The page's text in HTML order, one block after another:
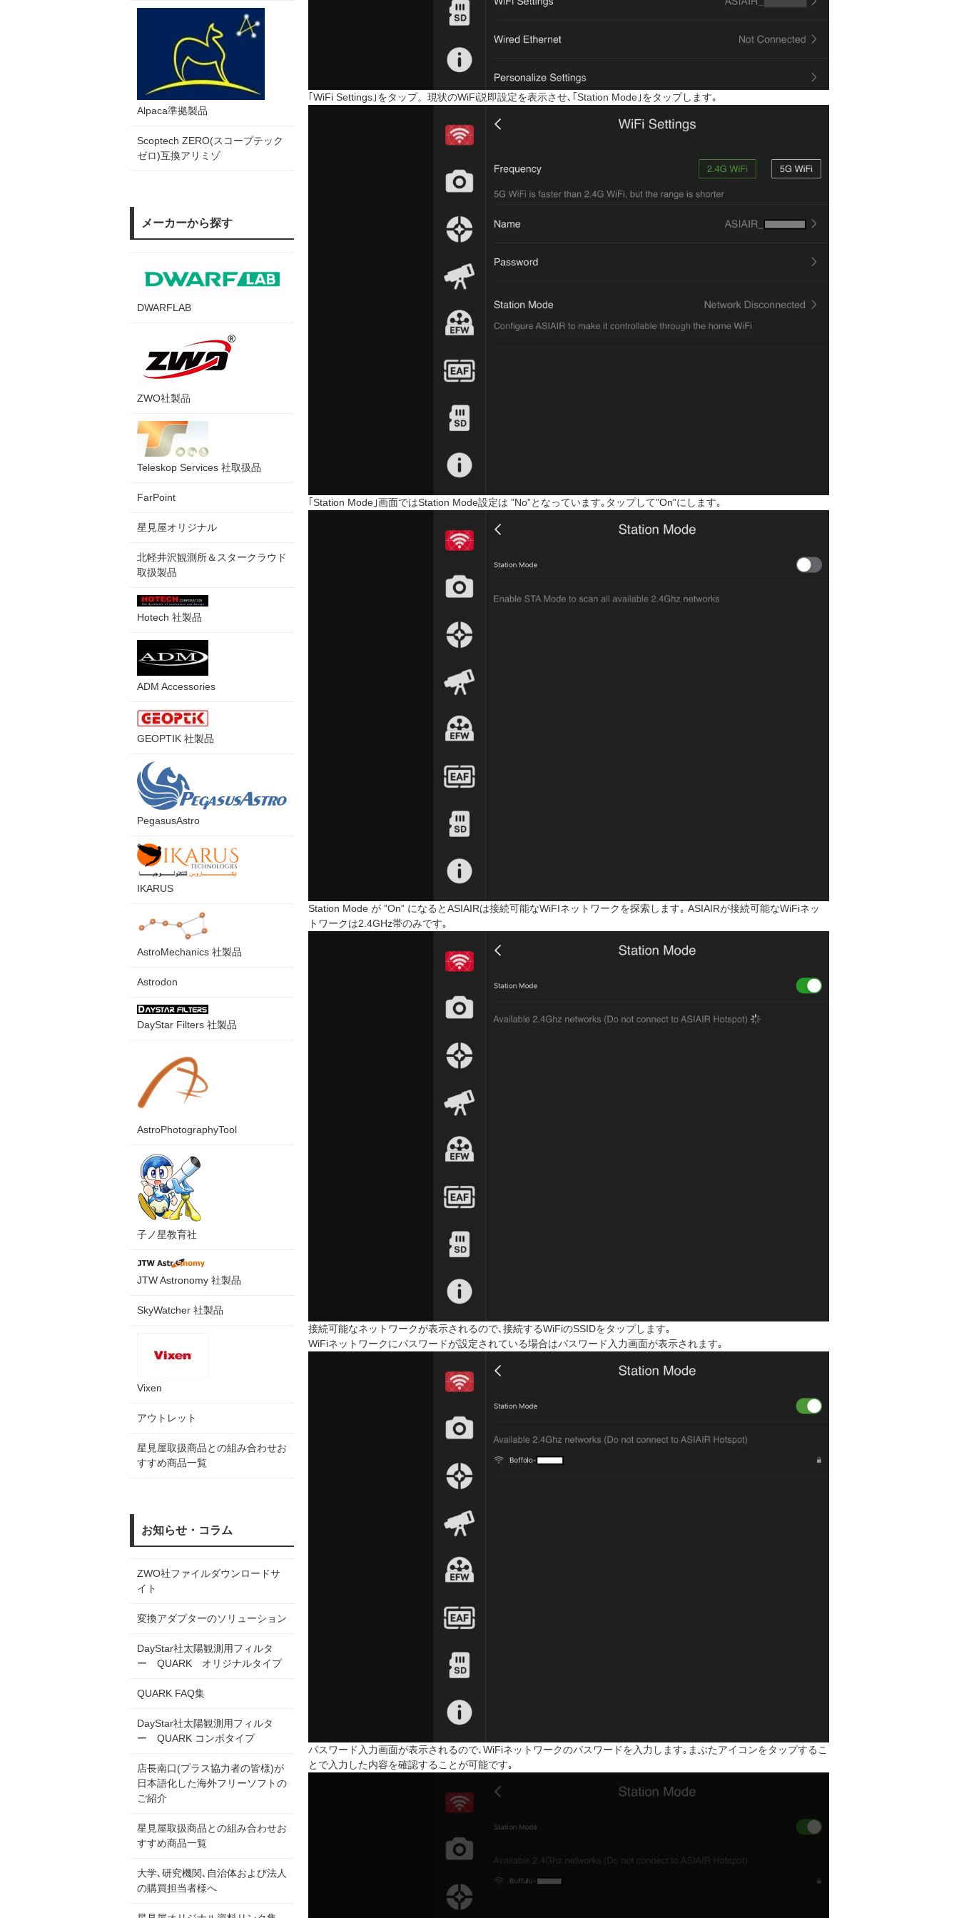
Alpaca準拠製品
Scoptech ZERO(スコープテック
ゼロ)互換アリミゾ
メーカーから探す
DWARFLAB
ZWO社製品
Teleskop Services 社取扱品
FarPoint
星見屋オリジナル
北軽井沢観測所＆スタークラウド
取扱製品
Hotech 社製品
ADM Accessories
GEOPTIK 社製品
PegasusAstro
IKARUS
AstroMechanics 社製品
Astrodon
DayStar Filters 社製品
AstroPhotographyTool
子ノ星教育社
JTW Astronomy 社製品
SkyWatcher 社製品
Vixen
アウトレット
星見屋取扱商品との組み合わせお
すすめ商品一覧
お知らせ・コラム
ZWO社ファイルダウンロードサ
イト
変換アダプターのソリューション
DayStar社太陽観測用フィルタ
ー QUARK オリジナルタイプ
QUARK FAQ集
DayStar社太陽観測用フィルタ
ー QUARK コンボタイプ
店長南口(プラス協力者の皆様)が
日本語化した海外フリーソフトの
ご紹介
星見屋取扱商品との組み合わせお
すすめ商品一覧
大学､研究機関､自治体および法人
の購買担当者様へ
｢WiFi Settings｣をタップ。現状のWiFi説即設定を表示させ､｢Station Mode｣をタップします｡
｢Station Mode｣画面ではStation Mode設定は ”No”となっています｡タップして”On”にします｡
Station Mode が ”On” になるとASIAIRは接続可能なWiFIネットワークを探索します｡ ASIAIRが接続可能なWiFiネッ
トワークは2.4GHz帯のみです｡
接続可能なネットワークが表示されるので､接続するWiFiのSSIDをタップします｡
WiFiネットワークにパスワードが設定されている場合はパスワード入力画面が表示されます｡
パスワード入力画面が表示されるので､WiFiネットワークのパスワードを入力します｡まぶたアイコンをタップするこ
とで入力した内容を確認することが可能です｡